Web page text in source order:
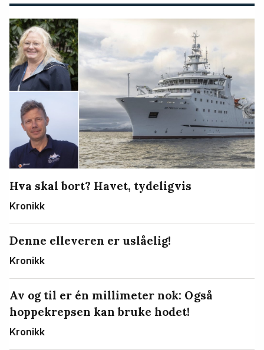
Hva skal bort? Havet, tydeligvis
Kronikk
Denne elleveren er uslåelig!
Kronikk
Av og til er én millimeter nok: Også
hoppekrepsen kan bruke hodet!
Kronikk